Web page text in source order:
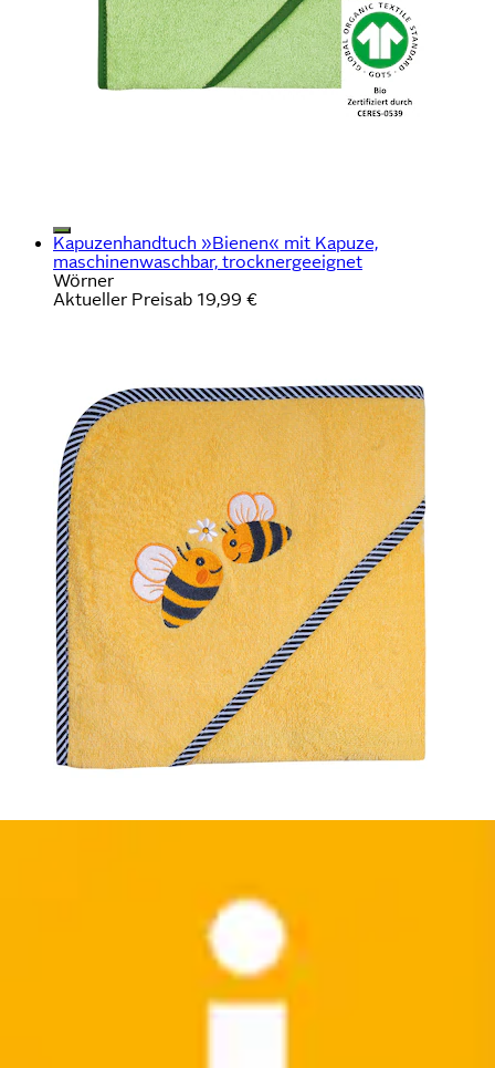
Kapuzenhandtuch »Bienen« mit Kapuze,
maschinenwaschbar, trocknergeeignet
Wörner
Aktueller Preisab 19,99 €
100/100« obere Lage der Kapuze aus...
Ursprünglicher Preis
UVP 23,99 €
19,99 €